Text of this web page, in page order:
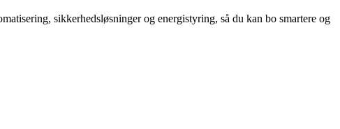
sikkerhedsløsninger og energistyring, så du kan bo smartere og